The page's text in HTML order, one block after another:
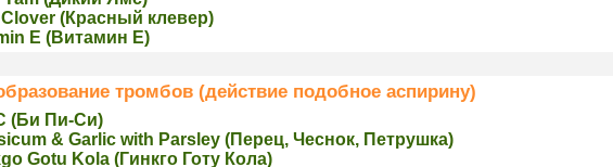
Сlover (Крaсный клевер)
E (Витaмин Е)
тромбов (действие подобное аспирину)
(Би Пи-Си)
& Garlic with Parsley (Перец, Чеснок, Петрушка)
Gotu Kola (Гинкго Готу Кола)